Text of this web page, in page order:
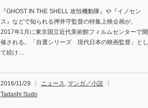
『GHOST IN THE SHELL 攻殻機動隊』や『イノセン
ス』などで知られる押井守監督の特集上映企画が、
2017年1月に東京国立近代美術館フィルムセンターで開
催される。「自選シリーズ 現代日本の映画監督」とし
て続け…
2016/11/29 ニュース, マンガ／小説
Tadashi Sudo